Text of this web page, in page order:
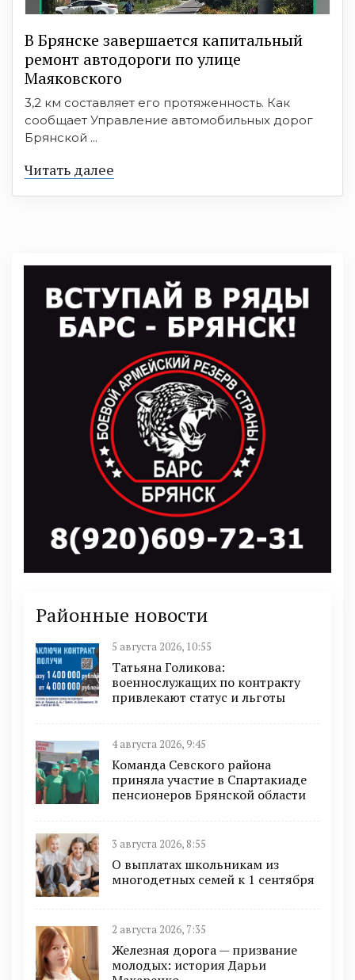
В Брянске завершается капитальный
ремонт автодороги по улице
Маяковского
3,2 км составляет его протяженность. Как
сообщает Управление автомобильных дорог
Брянской ...
Читать далее
Районные новости
5 августа 2026, 10:55
Татьяна Голикова:
военнослужащих по контракту
привлекают статус и льготы
4 августа 2026, 9:45
Команда Севского района
приняла участие в Спартакиаде
пенсионеров Брянской области
3 августа 2026, 8:55
О выплатах школьникам из
многодетных семей к 1 сентября
2 августа 2026, 7:35
Железная дорога — призвание
молодых: история Дарьи